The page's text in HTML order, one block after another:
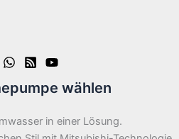
wählen
in einer Lösung.